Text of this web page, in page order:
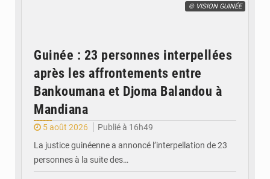
© VISION GUINÉE
Guinée : 23 personnes interpellées
après les affrontements entre
Bankoumana et Djoma Balandou à
Mandiana
5 août 2026
Publié à 16h49
La justice guinéenne a annoncé l’interpellation de 23
personnes à la suite des…